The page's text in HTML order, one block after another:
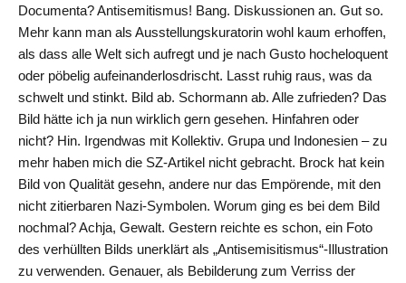
Documenta? Antisemitismus! Bang. Diskussionen an. Gut so.
Mehr kann man als Ausstellungskuratorin wohl kaum erhoffen,
als dass alle Welt sich aufregt und je nach Gusto hocheloquent
oder pöbelig aufeinanderlosdrischt. Lasst ruhig raus, was da
schwelt und stinkt. Bild ab. Schormann ab. Alle zufrieden? Das
Bild hätte ich ja nun wirklich gern gesehen. Hinfahren oder
nicht? Hin. Irgendwas mit Kollektiv. Grupa und Indonesien – zu
mehr haben mich die SZ-Artikel nicht gebracht. Brock hat kein
Bild von Qualität gesehn, andere nur das Empörende, mit den
nicht zitierbaren Nazi-Symbolen. Worum ging es bei dem Bild
nochmal? Achja, Gewalt. Gestern reichte es schon, ein Foto
des verhüllten Bilds unerklärt als „Antisemisitismus“-Illustration
zu verwenden. Genauer, als Bebilderung zum Verriss der